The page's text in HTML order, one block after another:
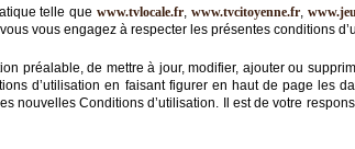
telle quewww.tvlocale.fr,www.tvcitoyenne.fr,
vous engagez à respecter les présentes conditions
préalable, de mettre à jour, modifier, ajouter ou
d’utilisation en faisant figurer en haut de page les
nouvelles Conditions d’utilisation. Il est de votre